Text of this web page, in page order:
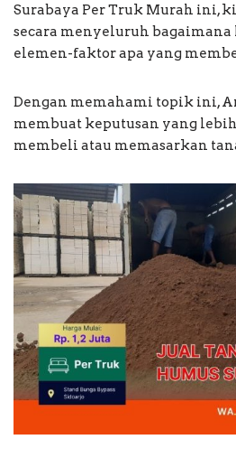
Surabaya Per Truk Murah ini,
secara menyeluruh bagaimana
elemen-faktor apa yang
Dengan memahami topik ini,
membuat keputusan yang
membeli atau memasarkan